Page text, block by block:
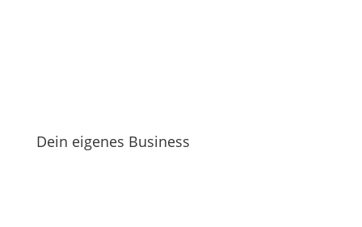
Dein eigenes Business